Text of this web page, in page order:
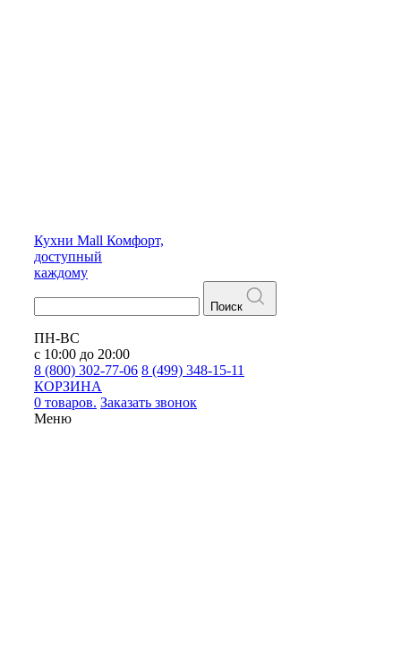
Кухни Mall Комфорт,
доступный
каждому
Поиск
ПН-ВС
с 10:00 до 20:00
8 (800) 302-77-06 8 (499) 348-15-11
КОРЗИНА
0 товаров. Заказать звонок
Меню